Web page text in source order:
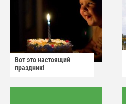
Вот это настоящий
праздник!